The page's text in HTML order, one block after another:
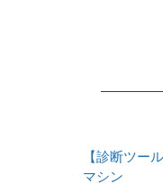
【診断ツー
マシン